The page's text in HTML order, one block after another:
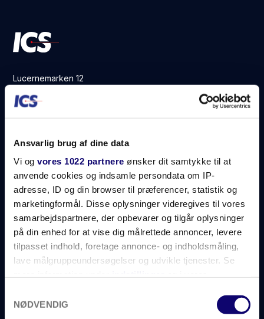
Ansvarlig brug af dine data
Vi og vores 1022 partnere ønsker dit samtykke til at
anvende cookies og indsamle persondata om IP-
adresse, ID og din browser til præferencer, statistik og
marketingformål. Disse oplysninger videregives til vores
samarbejdspartnere, der opbevarer og tilgår oplysninger
på din enhed for at vise dig målrettede annoncer, levere
tilpasset indhold, foretage annonce- og indholdsmåling,
lave målgruppeundersøgelser og udvikle tjenester. Se
tilbage eller ændre indstillinger fra vores
"Cookiedeklaration", eller ved at trykke på "Privacy
NØDVENDIG
Lucernemarken 12
5260 Odense S
Danmark
ics@ics.as
Om ICS
Kontakt os
Nyhedsbrev
ESG